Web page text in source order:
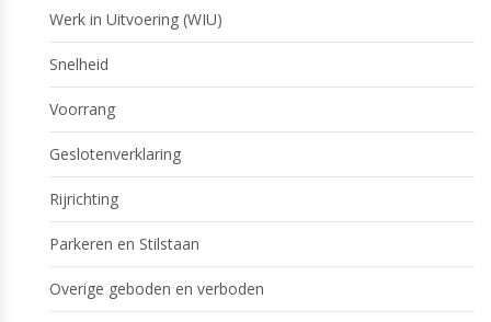
Werk in Uitvoering (WIU)
Snelheid
Voorrang
Geslotenverklaring
Rijrichting
Parkeren en Stilstaan
Overige geboden en verboden